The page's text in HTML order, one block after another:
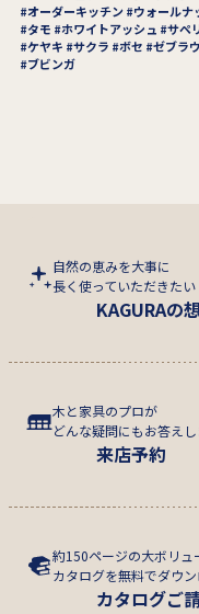
オーダーキッチン
ウォールナ
タモ
ホワイトアッシュ サペ
ケヤキ
サクラ ボセ ゼブラ
ブビンガ
自然の恵みを大事に
長く使っていただきたい
KAGURAの
木と家具のプロが
どんな疑問にもお答え
来店予約
約150ページの大ボリュ
カタログを無料でダウ
カタログご